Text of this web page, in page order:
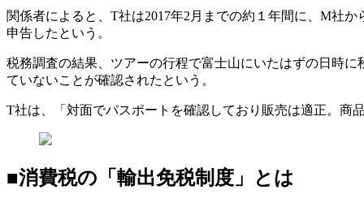
関係者によると、T社は2017年2月までの約１年間に、M社
申告したという。
税務調査の結果、ツアーの行程で富士山にいたはずの日時
ていないことが確認されたという。
T社は、「対面でパスポートを確認しており販売は適正。商
■消費税の「輸出免税制度」とは